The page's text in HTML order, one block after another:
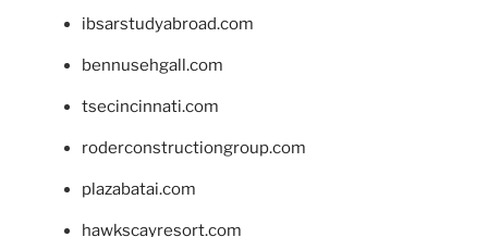
ibsarstudyabroad.com
bennusehgall.com
tsecincinnati.com
roderconstructiongroup.com
plazabatai.com
hawkscayresort.com